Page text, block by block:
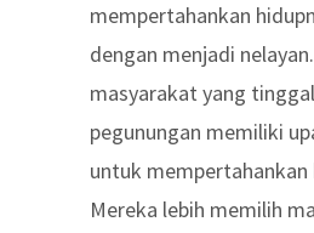
mempertahankan
dengan menjadi
masyarakat yang
pegunungan memiliki
untuk mempertahankan
Mereka lebih memilih